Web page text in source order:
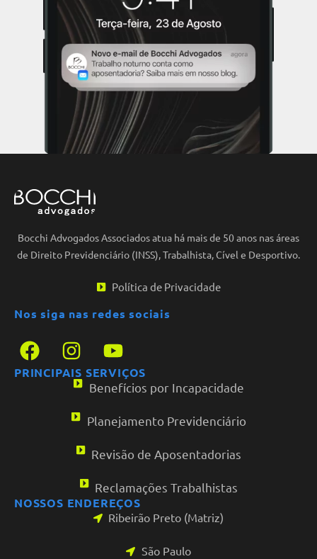
Bocchi Advogados Associados atua há mais de 50 anos nas áreas
de Direito Previdenciário (INSS), Trabalhista, Cível e Desportivo.
Política de Privacidade
Nos siga nas redes sociais
PRINCIPAIS SERVIÇOS
Benefícios por Incapacidade
Planejamento Previdenciário
Revisão de Aposentadorias
Reclamações Trabalhistas
NOSSOS ENDEREÇOS
Ribeirão Preto (Matriz)
São Paulo